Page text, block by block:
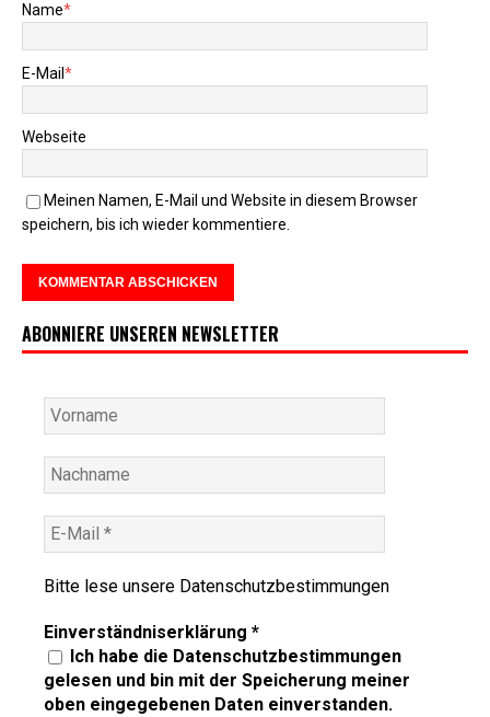
Name*
E-Mail *
Webseite
Meinen Namen, E-Mail und Website in diesem Browser
speichern, bis ich wieder kommentiere.
ABONNIERE UNSEREN NEWSLETTER
Bitte lese unsere Datenschutzbestimmungen
Einverständniserklärung *
Ich habe die Datenschutzbestimmungen
gelesen und bin mit der Speicherung meiner
oben eingegebenen Daten einverstanden.